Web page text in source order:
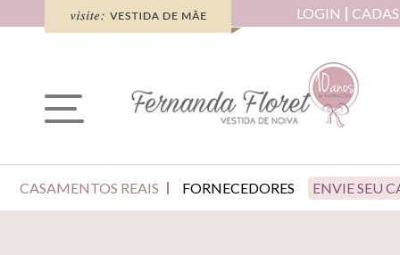
LOGIN
CASAMENTOS REAIS FORNECEDORES ENVIE SEU